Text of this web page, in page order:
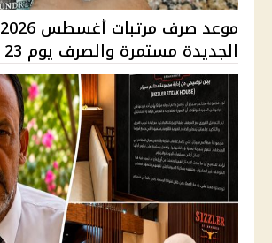
الجديدة مستمرة والصرف يوم 23 والح...